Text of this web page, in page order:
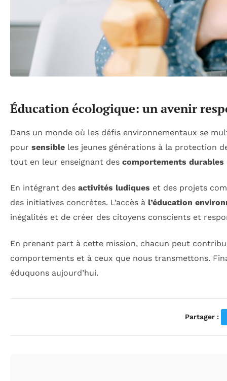
Éducation écologique: un avenir
Dans un monde où les défis environnementaux se
pour sensible les jeunes générations à la protection
tout en leur enseignant des comportements durables
En intégrant des activités ludiques et des projets
des initiatives concrètes. L’accès à l’éducation
inégalités et de créer des citoyens conscients et
En prenant part à cette mission, chacun peut
comportements et à ceux que nous transmettons.
éduquons aujourd’hui.
Partager :